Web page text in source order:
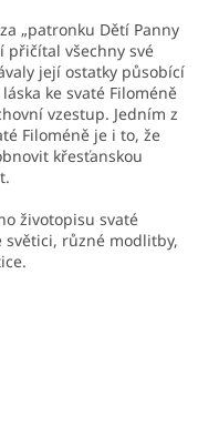
„patronku Dětí Panny
přičítal všechny své
její ostatky působící
ke svaté Filoméně
vzestup. Jedním z
Filoméně je i to, že
křesťanskou
životopisu svaté
světici, různé modlitby,